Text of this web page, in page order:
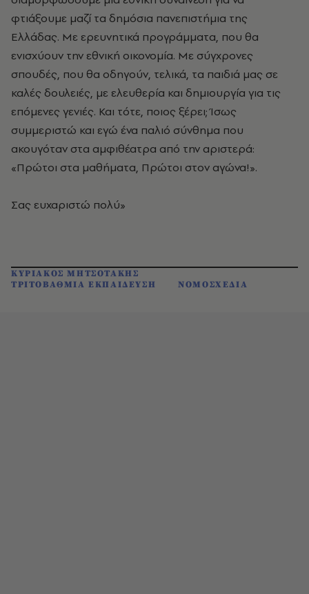
φτιάξουμε μαζί τα δημόσια πανεπιστήμια της
Ελλάδας. Με ερευνητικά προγράμματα, που θα
ενισχύουν την εθνική οικονομία. Με σύγχρονες
σπουδές, που θα οδηγούν, τελικά, τα παιδιά μας σε
καλές δουλειές, με ελευθερία και δημιουργία για τις
επόμενες γενιές. Και τότε, ποιος ξέρει; Ίσως
συμμεριστώ και εγώ ένα παλιό σύνθημα που
ακουγόταν στα αμφιθέατρα από την αριστερά:
«Πρώτοι στα μαθήματα, Πρώτοι στον αγώνα!».
Σας ευχαριστώ πολύ»
ΚΥΡΙΑΚΟΣ ΜΗΤΣΟΤΑΚΗΣ
ΤΡΙΤΟΒΑΘΜΙΑ ΕΚΠΑΙΔΕΥΣΗ
ΝΟΜΟΣΧΕΔΙΑ